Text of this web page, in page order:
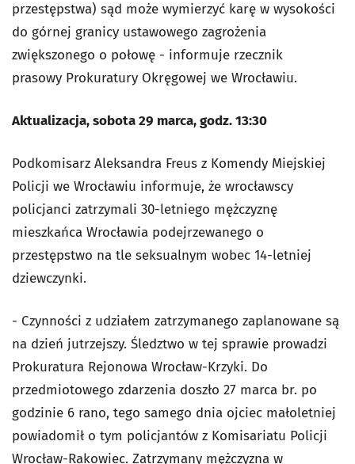
przestępstwa) sąd może wymierzyć karę w wysokości
do górnej granicy ustawowego zagrożenia
zwiększonego o połowę - informuje rzecznik
prasowy Prokuratury Okręgowej we Wrocławiu.
Aktualizacja, sobota 29 marca, godz. 13:30
Podkomisarz Aleksandra Freus z Komendy Miejskiej
Policji we Wrocławiu informuje, że wrocławscy
policjanci zatrzymali 30-letniego mężczyznę
mieszkańca Wrocławia podejrzewanego o
przestępstwo na tle seksualnym wobec 14-letniej
dziewczynki.
- Czynności z udziałem zatrzymanego zaplanowane są
na dzień jutrzejszy. Śledztwo w tej sprawie prowadzi
Prokuratura Rejonowa Wrocław-Krzyki. Do
przedmiotowego zdarzenia doszło 27 marca br. po
godzinie 6 rano, tego samego dnia ojciec małoletniej
powiadomił o tym policjantów z Komisariatu Policji
Wrocław-Rakowiec. Zatrzymany mężczyzna w